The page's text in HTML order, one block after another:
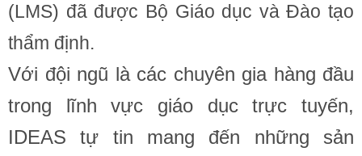
(LMS) đã được Bộ Giáo dục và Đào tạo
thẩm định.
Với đội ngũ là các chuyên gia hàng đầu
trong lĩnh vực giáo dục trực tuyến,
IDEAS tự tin mang đến những sản